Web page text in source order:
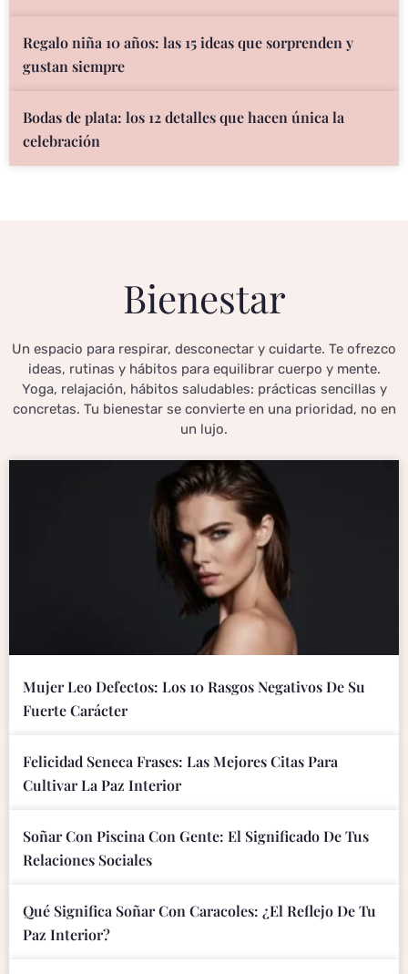
Regalo niña 10 años: las 15 ideas que sorprenden y
gustan siempre
Bodas de plata: los 12 detalles que hacen única la
celebración
Bienestar
Un espacio para respirar, desconectar y cuidarte. Te ofrezco
ideas, rutinas y hábitos para equilibrar cuerpo y mente.
Yoga, relajación, hábitos saludables: prácticas sencillas y
concretas. Tu bienestar se convierte en una prioridad, no en
un lujo.
Mujer Leo Defectos: Los 10 Rasgos Negativos De Su
Fuerte Carácter
Felicidad Seneca Frases: Las Mejores Citas Para
Cultivar La Paz Interior
Soñar Con Piscina Con Gente: El Significado De Tus
Relaciones Sociales
Qué Significa Soñar Con Caracoles: ¿El Reflejo De Tu
Paz Interior?